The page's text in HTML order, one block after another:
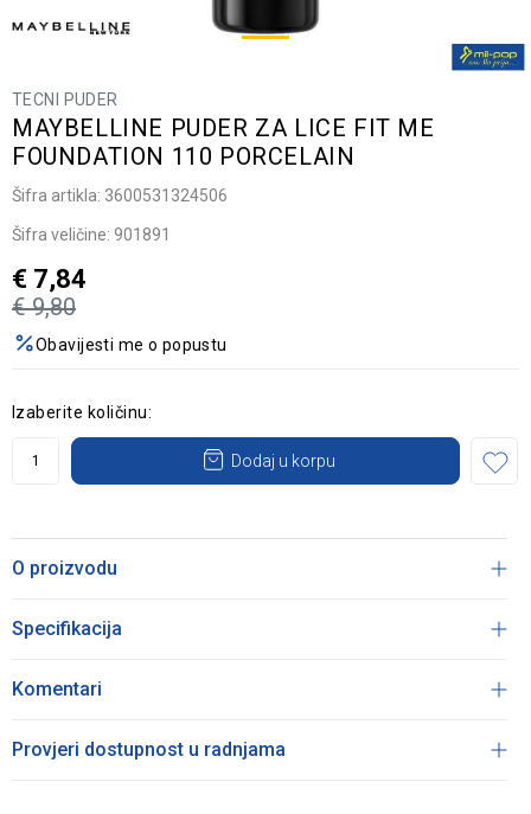
TECNI PUDER
MAYBELLINE PUDER ZA LICE FIT ME
FOUNDATION 110 PORCELAIN
Šifra artikla: 3600531324506
Šifra veličine: 901891
€ 9,80
€ 7,84
Obavijesti me o popustu
Izaberite količinu:
Dodaj u korpu
O proizvodu
Specifikacija
Komentari
Provjeri dostupnost u radnjama